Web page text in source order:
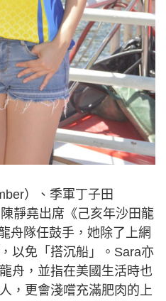
）、季軍丁子田
靜堯出席《己亥年沙田龍
舟隊任鼓手，她除了上網
以免「搭沉船」。Sara亦
舟，並指在美國生活時也
，更會淺嚐充滿肥肉的上